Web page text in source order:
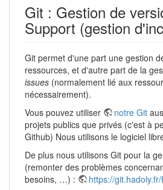
Git : Gestion de
Support (gestion
Git permet d'une part une gestion
ressources, et d'autre part de la
issues (normalement lié aux
nécessairement).
Vous pouvez utiliser
notre Git
projets publics que privés (c'est à
Github) Nous utilisons le logiciel
De plus nous utilisons Git pour la
(remonter des problèmes
besoins, …) :
https://